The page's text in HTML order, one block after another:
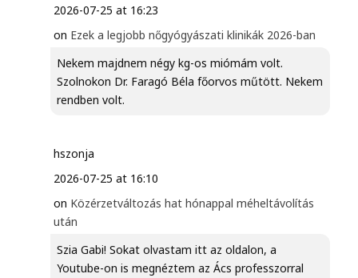
2026-07-25 at 16:23
on Ezek a legjobb nőgyógyászati klinikák 2026-ban
Nekem majdnem négy kg-os miómám volt.
Szolnokon Dr. Faragó Béla főorvos műtött. Nekem
rendben volt.
hszonja
2026-07-25 at 16:10
on Közérzetváltozás hat hónappal méheltávolítás
után
Szia Gabi! Sokat olvastam itt az oldalon, a
Youtube-on is megnéztem az Ács professzorral